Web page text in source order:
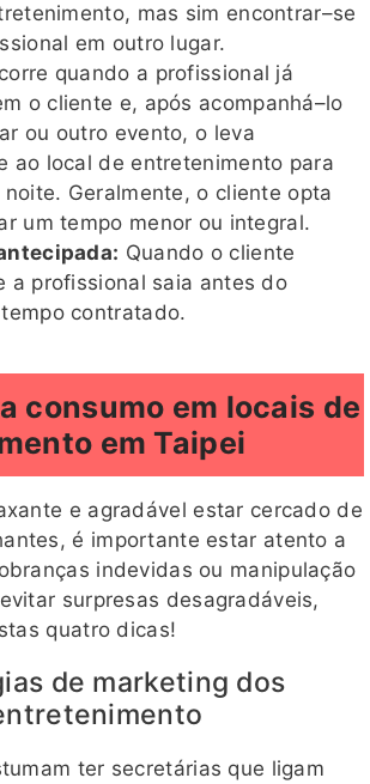
mas sim encontrar–se
em outro lugar.
quando a profissional já
o cliente e, após acompanhá–lo
ou outro evento, o leva
ao local de entretenimento para
Geralmente, o cliente opta
um tempo menor ou integral.
Quando o cliente
a profissional saia antes do
contratado.
consumo em locais de
em Taipei
e agradável estar cercado de
é importante estar atento a
indevidas ou manipulação
surpresas desagradáveis,
quatro dicas!
de marketing dos
ter secretárias que ligam